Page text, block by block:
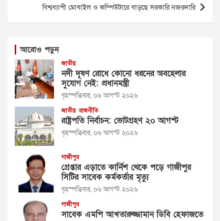
বিশ্বব্যাপী মোবাইল ও কম্পিউটারে বাড়ছে সরকারি নজরদারি
আরোও পড়ুন
জাতীয়
নদী দূষণ রোধে কোনো ধরনের অবহেলার
সুযোগ নেই: প্রধানমন্ত্রী
বৃহস্পতিবার, ০৬ আগস্ট ২০২৬
জাতীয় রাজনীতি
রাষ্ট্রপতি নির্বাচন: ভোটগ্রহণ ২০ আগস্ট
বৃহস্পতিবার, ০৬ আগস্ট ২০২৬
গাজীপুর
গ্রেপ্তার এড়াতে কার্নিশ থেকে পড়ে গাজীপুর
সিটির সাবেক কর্মকর্তার মৃত্যু
বৃহস্পতিবার, ০৬ আগস্ট ২০২৬
গাজীপুর
সাবেক এমপি আখতারুজ্জামান ডিবি হেফাজতে